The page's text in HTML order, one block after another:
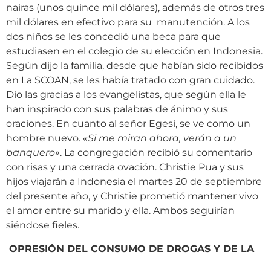
nairas (unos quince mil dólares), además de otros tres
mil dólares en efectivo para su manutención. A los
dos niños se les concedió una beca para que
estudiasen en el colegio de su elección en Indonesia.
Según dijo la familia, desde que habían sido recibidos
en La SCOAN, se les había tratado con gran cuidado.
Dio las gracias a los evangelistas, que según ella le
han inspirado con sus palabras de ánimo y sus
oraciones. En cuanto al señor Egesi, se ve como un
hombre nuevo. «Si me miran ahora, verán a un
banquero». La congregación recibió su comentario
con risas y una cerrada ovación. Christie Pua y sus
hijos viajarán a Indonesia el martes 20 de septiembre
del presente año, y Christie prometió mantener vivo
el amor entre su marido y ella. Ambos seguirían
siéndose fieles.
OPRESIÓN DEL CONSUMO DE DROGAS Y DE LA